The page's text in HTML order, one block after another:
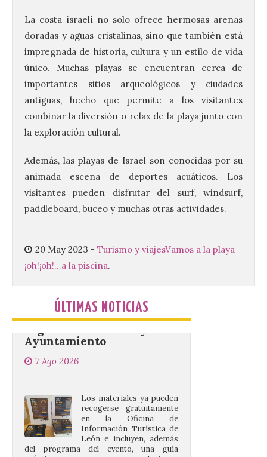
La costa israelí no solo ofrece hermosas arenas
doradas y aguas cristalinas, sino que también está
impregnada de historia, cultura y un estilo de vida
único. Muchas playas se encuentran cerca de
importantes sitios arqueológicos y ciudades
antiguas, hecho que permite a los visitantes
combinar la diversión o relax de la playa junto con
la exploración cultural.
Además, las playas de Israel son conocidas por su
animada escena de deportes acuáticos. Los
visitantes pueden disfrutar del surf, windsurf,
paddleboard, buceo y muchas otras actividades.
20 May 2023 - Turismo y viajesVamos a la playa
¡oh!¡oh!...a la piscina.
ÚLTIMAS NOTICIAS
actuar para salvar el
castillo del Asmesnal, un
BIC en estado de ruina
7 Ago 2026
Un Bien de Interés
Cultural abandonado
desde 1949. Los
procuradores leonesistas
propietarios para exigirles medidas
inmediatas que frenen el deterioro y el
riesgo de colapso. Los procuradores de
Unión del Pueblo […]
distribuye folletos con la
programación del evento
del eclipse solar que
organiza con la ESA y el
Ayuntamiento
7 Ago 2026
León e incluyen, además
del programa del evento, una guía
práctica con recomendaciones
elaboradas por especialistas para
observar el eclipse con seguridad León, 7
de agosto de 2026. La programación […]